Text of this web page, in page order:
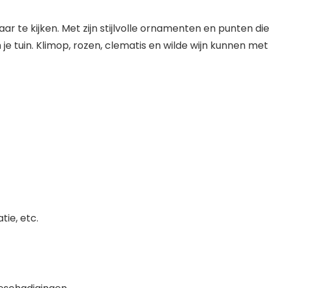
te kijken. Met zijn stijlvolle ornamenten en punten die
tuin. Klimop, rozen, clematis en wilde wijn kunnen met
etc.